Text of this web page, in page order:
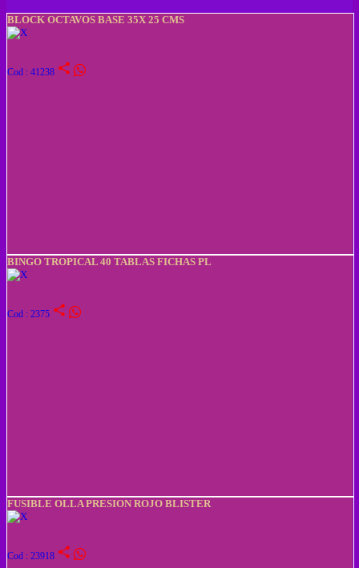
BLOCK OCTAVOS BASE 35X 25 CMS
Cod : 41238 share
BINGO TROPICAL 40 TABLAS FICHAS PL
Cod : 2375 share
FUSIBLE OLLA PRESION ROJO BLISTER
Cod : 23918 share